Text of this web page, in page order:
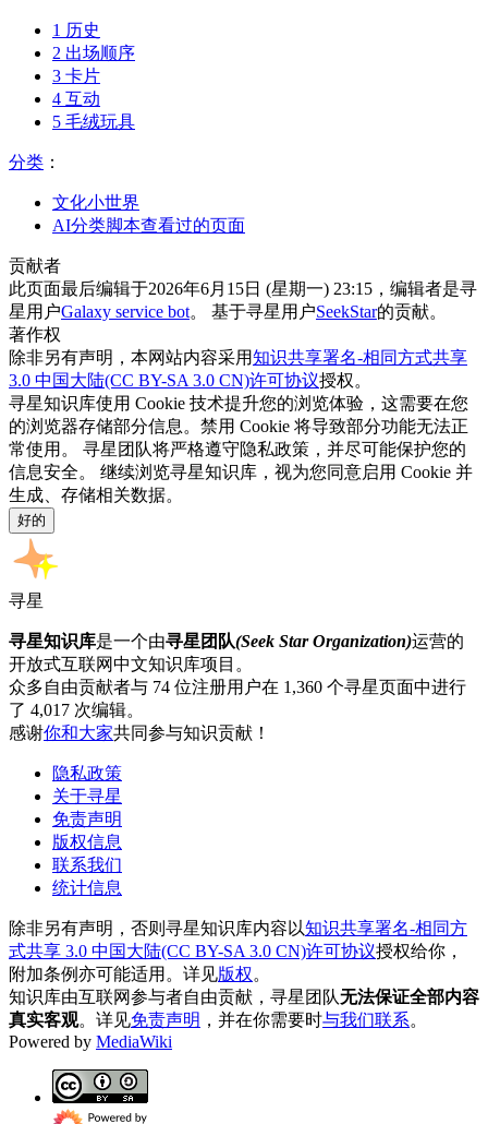
1 历史
2 出场顺序
3 卡片
4 互动
5 毛绒玩具
分类 ：​
文化小世界
AI分类脚本查看过的页面
贡献者
此页面最后编辑于2026年6月15日 (星期一) 23:15，编辑者是寻
星用户Galaxy service bot。 基于寻星用户SeekStar的贡献。
著作权
除非另有声明，本网站内容采用知识共享署名-相同方式共享
3.0 中国大陆(CC BY-SA 3.0 CN)许可协议授权。
寻星知识库使用 Cookie 技术提升您的浏览体验，这需要在您
的浏览器存储部分信息。禁用 Cookie 将导致部分功能无法正
常使用。 寻星团队将严格遵守隐私政策，并尽可能保护您的
信息安全。 继续浏览寻星知识库，视为您同意启用 Cookie 并
生成、存储相关数据。
好的
寻星
寻星知识库是一个由寻星团队(Seek Star Organization)运营的
开放式互联网中文知识库项目。
众多自由贡献者与 74 位注册用户在 1,360 个寻星页面中进行
了 4,017 次编辑。
感谢你和大家共同参与知识贡献！
隐私政策
关于寻星
免责声明
版权信息
联系我们
统计信息
除非另有声明，否则寻星知识库内容以知识共享署名-相同方
式共享 3.0 中国大陆(CC BY-SA 3.0 CN)许可协议授权给你，
附加条例亦可能适用。详见版权。
知识库由互联网参与者自由贡献，寻星团队无法保证全部内容
真实客观。详见免责声明 ，并在你需要时与我们联系。
Powered by MediaWiki